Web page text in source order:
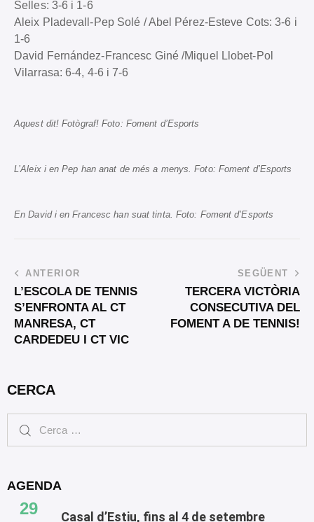
Selles: 3-6 i 1-6
Aleix Pladevall-Pep Solé / Abel Pérez-Esteve Cots: 3-6 i
1-6
David Fernández-Francesc Giné /Miquel Llobet-Pol
Vilarrasa: 6-4, 4-6 i 7-6
Aquest dit! Fotògraf! Foto: Foment d’Esports
L’Aleix i en Pep han anat de més a menys. Foto: Foment d’Esports
En David i en Francesc han suat tinta. Foto: Foment d’Esports
ANTERIOR
L’ESCOLA DE TENNIS
S’ENFRONTA AL CT
MANRESA, CT
CARDEDEU I CT VIC
SEGÜENT
TERCERA VICTÒRIA
CONSECUTIVA DEL
FOMENT A DE TENNIS!
CERCA
AGENDA
29 Casal d’Estiu, fins al 4 de setembre